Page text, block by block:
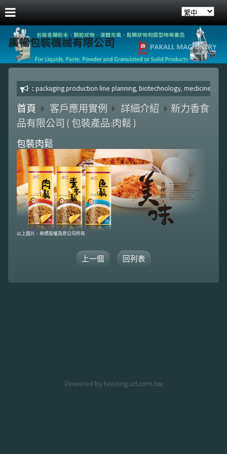
廣暢包裝機械有限公司
Automatic packaging production line planning, biotechnology, medicine,
首頁 客戶應用實例 詳細介紹
新力香食
品有限公司 ( 包裝產品:肉鬆 )
包裝肉鬆
以上圖片、商標版權為原公司所有
上一個 回列表
Powered by hosting.url.com.tw